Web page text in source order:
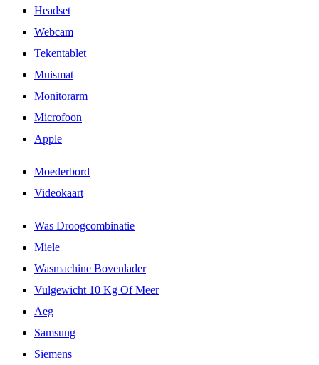
Headset
Webcam
Tekentablet
Muismat
Monitorarm
Microfoon
Apple
Moederbord
Videokaart
Was Droogcombinatie
Miele
Wasmachine Bovenlader
Vulgewicht 10 Kg Of Meer
Aeg
Samsung
Siemens